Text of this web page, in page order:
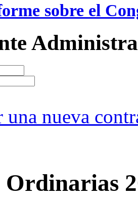
sobre el
nueva
Ordinarias